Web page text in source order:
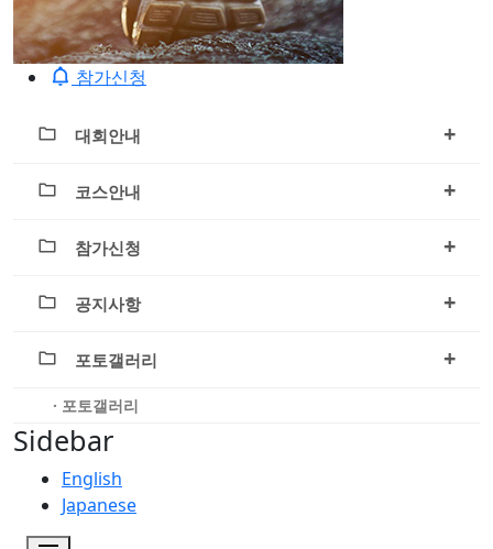
참가신청
대회안내 +
코스안내 +
참가신청 +
공지사항 +
포토갤러리 +
· 포토갤러리
Sidebar
English
Japanese